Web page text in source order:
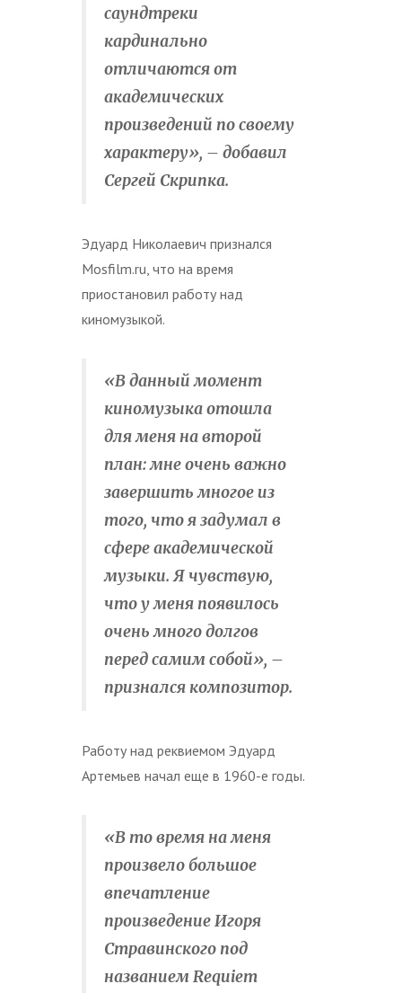
саундтреки
кардинально
отличаются от
академических
произведений по своему
характеру», – добавил
Сергей Скрипка.
Эдуард Николаевич признался
Mosfilm.ru, что на время
приостановил работу над
киномузыкой.
«В данный момент
киномузыка отошла
для меня на второй
план: мне очень важно
завершить многое из
того, что я задумал в
сфере академической
музыки. Я чувствую,
что у меня появилось
очень много долгов
перед самим собой», –
признался композитор.
Работу над реквиемом Эдуард
Артемьев начал еще в 1960-е годы.
«В то время на меня
произвело большое
впечатление
произведение Игоря
Стравинского под
названием Requiem